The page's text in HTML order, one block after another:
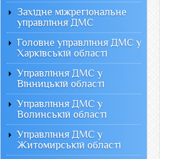
Західне міжрегіональне
управління ДМС
Головне управління ДМС у
Харківській області
Управління ДМС у
Вінницькій області
Управління ДМС у
Волинській області
Управління ДМС у
Житомирській області